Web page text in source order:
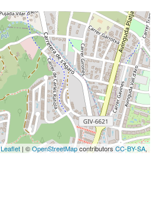
Leaflet | ©OpenStreetMapcontributorsCC-BY-SA,